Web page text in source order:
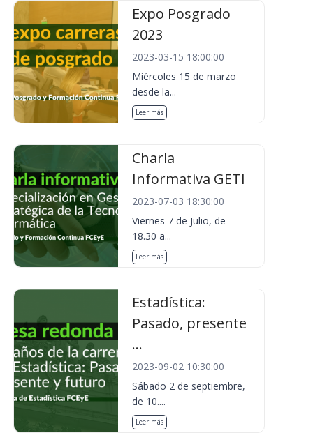
Expo Posgrado
2023
2023-03-15 18:00:00
Miércoles 15 de marzo
desde la...
Leer más
Charla
Informativa GETI
2023-07-03 18:30:00
Viernes 7 de Julio, de
18.30 a...
Leer más
Estadística:
Pasado, presente
...
2023-09-02 10:30:00
Sábado 2 de septiembre,
de 10....
Leer más